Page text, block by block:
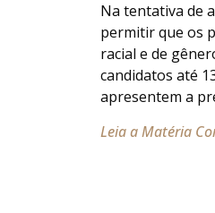
Na tentativa de
permitir que os
racial e de
candidatos até
apresentem a
Leia a Matéria